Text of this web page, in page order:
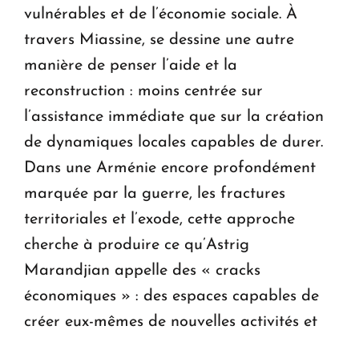
vulnérables et de l’économie sociale. À
travers Miassine, se dessine une autre
manière de penser l’aide et la
reconstruction : moins centrée sur
l’assistance immédiate que sur la création
de dynamiques locales capables de durer.
Dans une Arménie encore profondément
marquée par la guerre, les fractures
territoriales et l’exode, cette approche
cherche à produire ce qu’Astrig
Marandjian appelle des « cracks
économiques » : des espaces capables de
créer eux-mêmes de nouvelles activités et